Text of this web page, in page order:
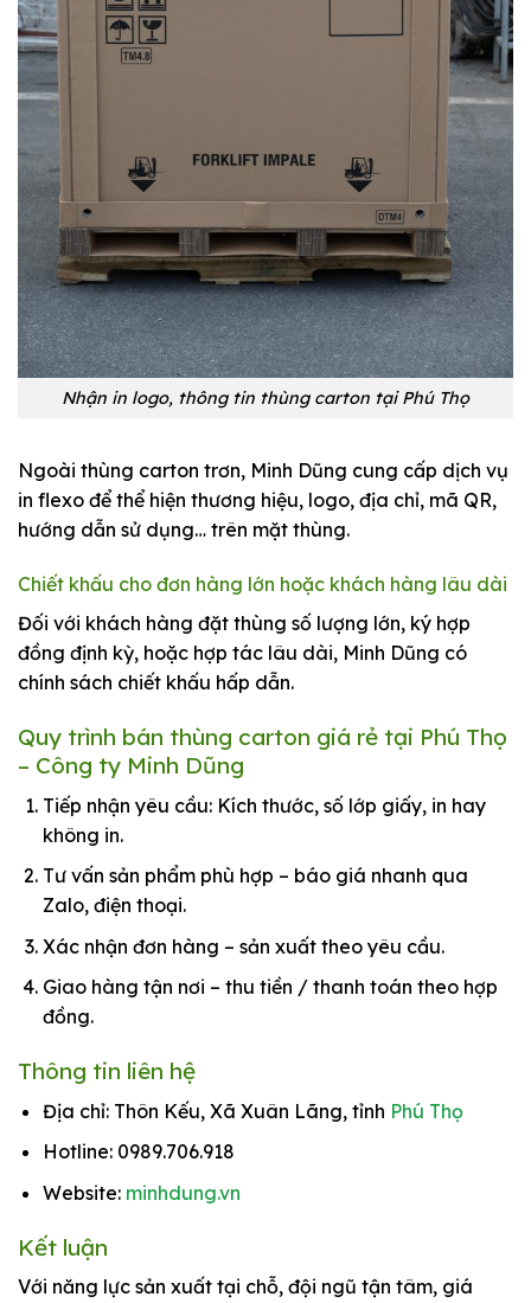
Nhận in logo, thông tin thùng carton tại Phú Thọ
Ngoài thùng carton trơn, Minh Dũng cung cấp dịch vụ
in flexo để thể hiện thương hiệu, logo, địa chỉ, mã QR,
hướng dẫn sử dụng… trên mặt thùng.
Chiết khấu cho đơn hàng lớn hoặc khách hàng lâu dài
Đối với khách hàng đặt thùng số lượng lớn, ký hợp
đồng định kỳ, hoặc hợp tác lâu dài, Minh Dũng có
chính sách chiết khấu hấp dẫn.
Quy trình bán thùng carton giá rẻ tại Phú Thọ
– Công ty Minh Dũng
Tiếp nhận yêu cầu: Kích thước, số lớp giấy, in hay
không in.
Tư vấn sản phẩm phù hợp – báo giá nhanh qua
Zalo, điện thoại.
Xác nhận đơn hàng – sản xuất theo yêu cầu.
Giao hàng tận nơi – thu tiền / thanh toán theo hợp
đồng.
Thông tin liên hệ
Địa chỉ: Thôn Kếu, Xã Xuân Lãng, tỉnh Phú Thọ
Hotline: 0989.706.918
Website: minhdung.vn
Kết luận
Với năng lực sản xuất tại chỗ, đội ngũ tận tâm, giá